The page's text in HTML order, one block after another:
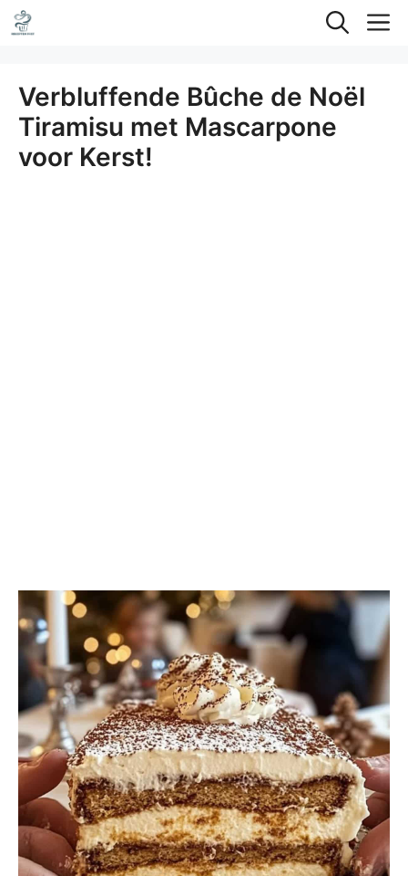
Ga
naar
inhoud
Verbluffende Bûche de Noël
Tiramisu met Mascarpone
voor Kerst!